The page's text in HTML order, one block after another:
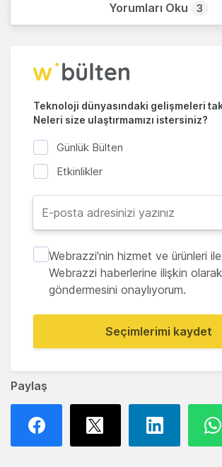
Paylaş
Yorumları Oku 3
Teknoloji dünyasındaki gelişmeleri
Neleri size ulaştırmamızı istersiniz?
Günlük Bülten
Etkinlikler
Webrazzi'nin hizmet ve ürünleri
Webrazzi haberlerine ilişkin
göndermesini onaylıyorum.
Seçimlerimi kaydet